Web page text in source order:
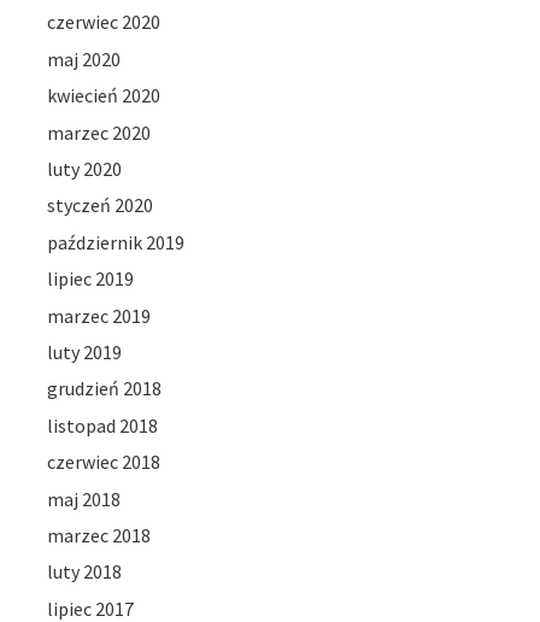
czerwiec 2020
maj 2020
kwiecień 2020
marzec 2020
luty 2020
styczeń 2020
październik 2019
lipiec 2019
marzec 2019
luty 2019
grudzień 2018
listopad 2018
czerwiec 2018
maj 2018
marzec 2018
luty 2018
lipiec 2017